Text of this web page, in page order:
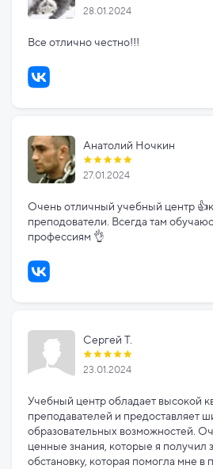
28.01.2024
Все отлично честно!!!
Анатолий Ночкин
27.01.2024
Очень отличный учебный центр
преподователи. Всегда там
профессиям 👌
Сергей Т.
23.01.2024
Учебный центр обладает высокой
преподавателей и предоставляет
образовательных возможностей.
ценные знания, которые я получил
обстановку, которая помогла мне в